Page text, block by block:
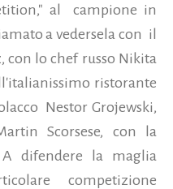
al
campione in
a vedersela con il
con lo chef russo Nikita
ristorante
Nestor Grojewski,
Scorsese, con la
A difendere la maglia
competizione